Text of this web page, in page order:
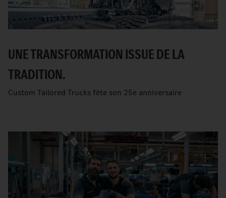
UNE TRANSFORMATION ISSUE DE LA
TRADITION.
Custom Tailored Trucks fête son 25e anniversaire